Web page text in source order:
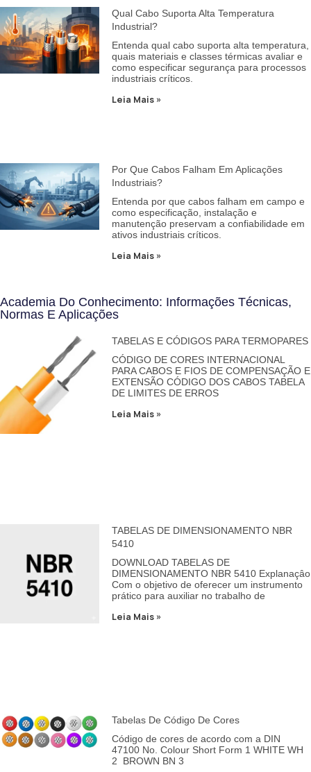
Qual Cabo Suporta Alta Temperatura
Industrial?
Entenda qual cabo suporta alta temperatura,
quais materiais e classes térmicas avaliar e
como especificar segurança para processos
industriais críticos.
Leia Mais »
Por Que Cabos Falham Em Aplicações
Industriais?
Entenda por que cabos falham em campo e
como especificação, instalação e
manutenção preservam a confiabilidade em
ativos industriais críticos.
Leia Mais »
Academia Do Conhecimento: Informações Técnicas,
Normas E Aplicações
TABELAS E CÓDIGOS PARA TERMOPARES
CÓDIGO DE CORES INTERNACIONAL
PARA CABOS E FIOS DE COMPENSAÇÃO E
EXTENSÃO CÓDIGO DOS CABOS TABELA
DE LIMITES DE ERROS
Leia Mais »
TABELAS DE DIMENSIONAMENTO NBR
5410
DOWNLOAD TABELAS DE
DIMENSIONAMENTO NBR 5410 Explanaçâo
Com o objetivo de oferecer um instrumento
prático para auxiliar no trabalho de
Leia Mais »
Tabelas De Código De Cores
Código de cores de acordo com a DIN
47100 No. Colour Short Form 1 WHITE WH
2 BROWN BN 3